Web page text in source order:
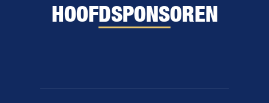
HOOFDSPONSOREN